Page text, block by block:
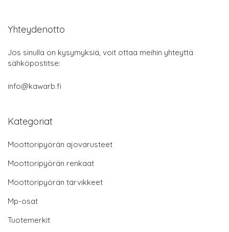
Yhteydenotto
Jos sinulla on kysymyksiä, voit ottaa meihin yhteyttä
sähköpostitse:
info@kawarb.fi
Kategoriat
Moottoripyörän ajovarusteet
Moottoripyörän renkaat
Moottoripyörän tarvikkeet
Mp-osat
Tuotemerkit